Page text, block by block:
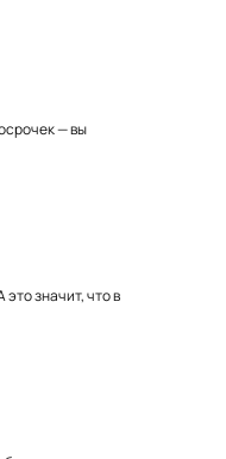
— вы
значит, что в